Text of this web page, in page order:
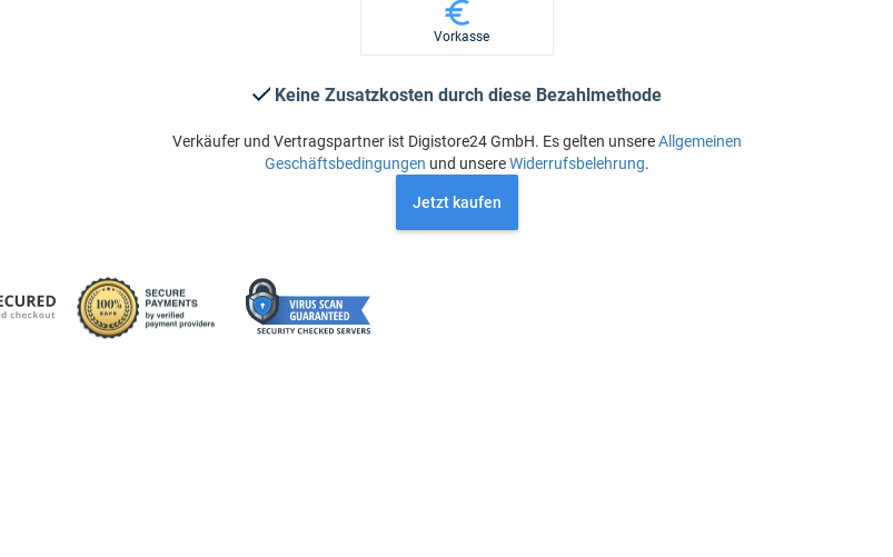
Vorkasse
Keine Zusatzkosten durch diese Bezahlmethode
Verkäufer und Vertragspartner ist Digistore24 GmbH. Es gelten unsereAllgemeinen
Geschäftsbedingungen und unsereWiderrufsbelehrung.
Jetzt kaufen